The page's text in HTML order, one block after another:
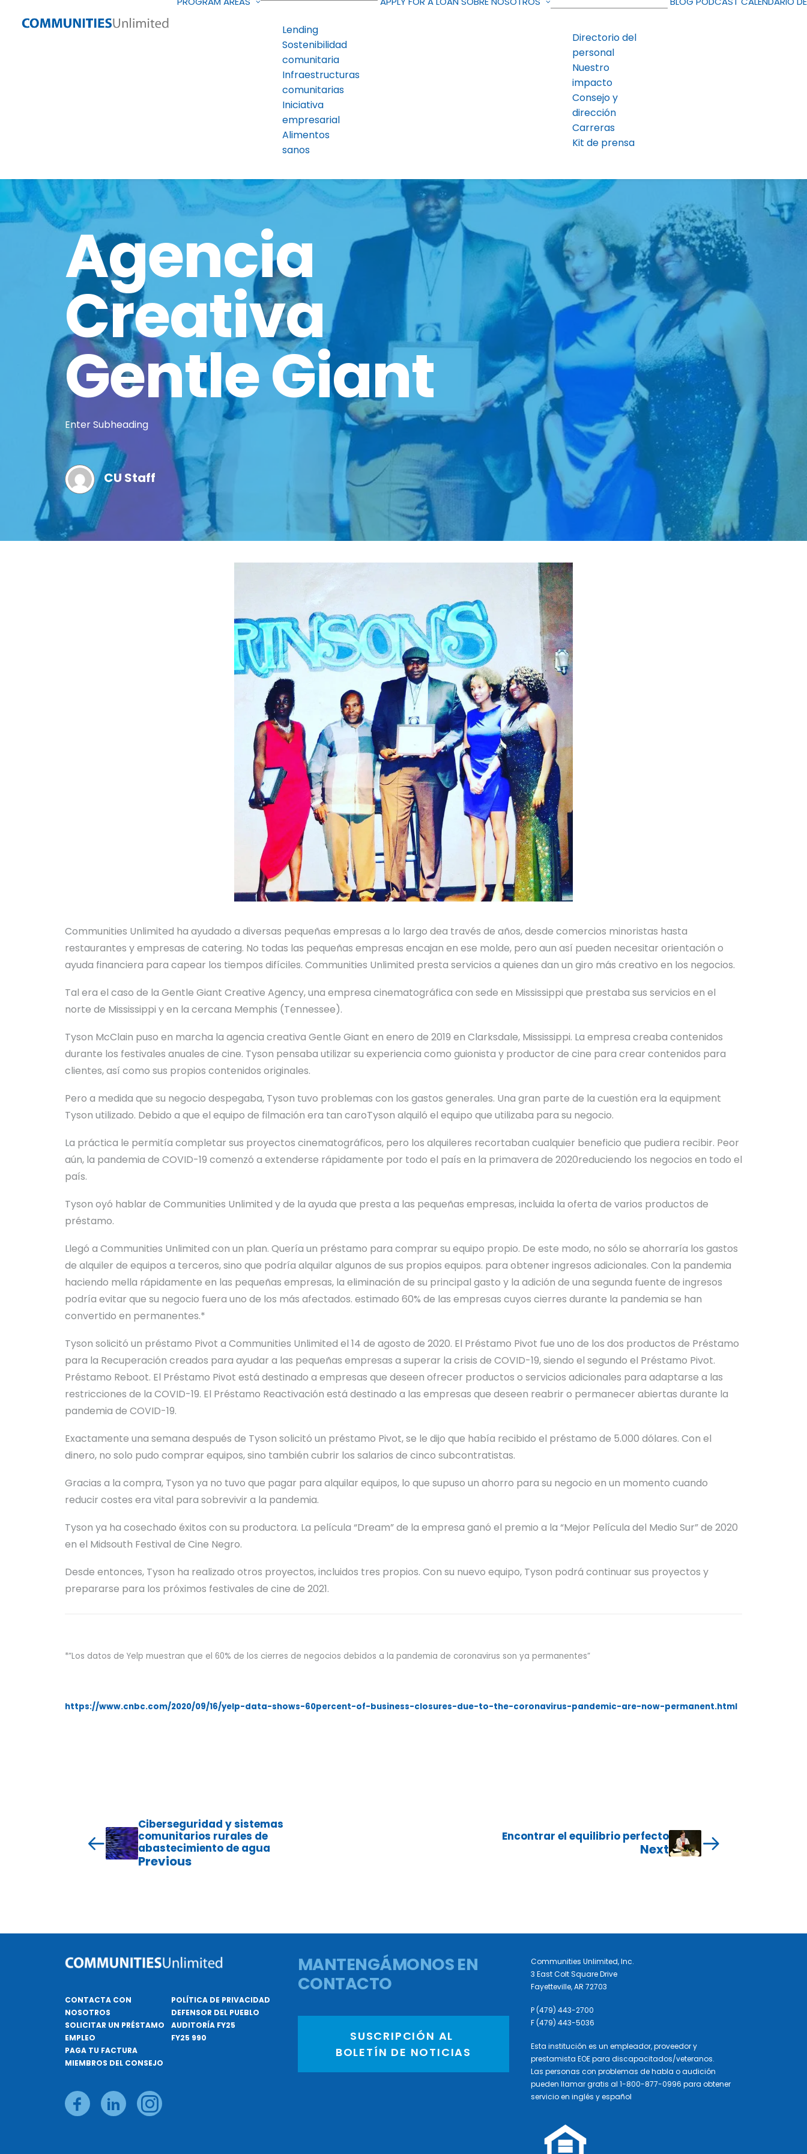
Lending
Sostenibilidad
comunitaria
Infraestructuras
comunitarias
Iniciativa
empresarial
Alimentos
sanos
Directorio del
personal
Nuestro
impacto
Consejo y
dirección
Carreras
Kit de prensa
Agencia
Creativa
Gentle Giant
Enter Subheading
CU Staff
Communities Unlimited ha ayudado a diversas pequeñas empresas a lo largo dea través de años, desde comercios minoristas hasta
restaurantes y empresas de catering. No todas las pequeñas empresas encajan en ese molde, pero aun así pueden necesitar orientación o
ayuda financiera para capear los tiempos difíciles. Communities Unlimited presta servicios a quienes dan un giro más creativo en los negocios.
Tal era el caso de la Gentle Giant Creative Agency, una empresa cinematográfica con sede en Mississippi que prestaba sus servicios en el
norte de Mississippi y en la cercana Memphis (Tennessee).
Tyson McClain puso en marcha la agencia creativa Gentle Giant en enero de 2019 en Clarksdale, Mississippi. La empresa creaba contenidos
durante los festivales anuales de cine. Tyson pensaba utilizar su experiencia como guionista y productor de cine para crear contenidos para
clientes, así como sus propios contenidos originales.
Pero a medida que su negocio despegaba, Tyson tuvo problemas con los gastos generales. Una gran parte de la cuestión era la equipment
Tyson utilizado. Debido a que el equipo de filmación era tan caroTyson alquiló el equipo que utilizaba para su negocio.
La práctica le permitía completar sus proyectos cinematográficos, pero los alquileres recortaban cualquier beneficio que pudiera recibir. Peor
aún, la pandemia de COVID-19 comenzó a extenderse rápidamente por todo el país en la primavera de 2020reduciendo los negocios en todo el
país.
Tyson oyó hablar de Communities Unlimited y de la ayuda que presta a las pequeñas empresas, incluida la oferta de varios productos de
préstamo.
Llegó a Communities Unlimited con un plan. Quería un préstamo para comprar su equipo propio. De este modo, no sólo se ahorraría los gastos
de alquiler de equipos a terceros, sino que podría alquilar algunos de sus propios equipos. para obtener ingresos adicionales. Con la pandemia
haciendo mella rápidamente en las pequeñas empresas, la eliminación de su principal gasto y la adición de una segunda fuente de ingresos
podría evitar que su negocio fuera uno de los más afectados. estimado 60% de las empresas cuyos cierres durante la pandemia se han
convertido en permanentes.*
Tyson solicitó un préstamo Pivot a Communities Unlimited el 14 de agosto de 2020. El Préstamo Pivot fue uno de los dos productos de Préstamo
para la Recuperación creados para ayudar a las pequeñas empresas a superar la crisis de COVID-19, siendo el segundo el Préstamo Pivot.
Préstamo Reboot. El Préstamo Pivot está destinado a empresas que deseen ofrecer productos o servicios adicionales para adaptarse a las
restricciones de la COVID-19. El Préstamo Reactivación está destinado a las empresas que deseen reabrir o permanecer abiertas durante la
pandemia de COVID-19.
Exactamente una semana después de Tyson solicitó un préstamo Pivot,se le dijo que había recibido el préstamo de 5.000 dólares. Con el
dinero, no solo pudo comprar equipos, sino también cubrir los salarios de cinco subcontratistas.
Gracias a la compra, Tyson ya no tuvo que pagar para alquilar equipos, lo que supuso un ahorro para su negocio en un momento cuando
reducir costes era vital para sobrevivir a la pandemia.
Tyson ya ha cosechado éxitos con su productora. La película “Dream” de la empresa ganó el premio a la “Mejor Película del Medio Sur” de 2020
en el Midsouth Festival de Cine Negro.
Desde entonces, Tyson ha realizado otros proyectos, incluidos tres propios. Con su nuevo equipo, Tyson podrá continuar sus proyectos y
prepararse para los próximos festivales de cine de 2021.
*”Los datos de Yelp muestran que el 60% de los cierres de negocios debidos a la pandemia de coronavirus son ya permanentes”
https://www.cnbc.com/2020/09/16/yelp-data-shows-60percent-of-business-closures-due-to-the-coronavirus-pandemic-are-now-permanent.html
Ciberseguridad y sistemas
comunitarios rurales de
abastecimiento de agua
Previous
Encontrar el equilibrio perfecto
Next
CONTACTA CON
NOSOTROS
SOLICITAR UN PRÉSTAMO
EMPLEO
PAGA TU FACTURA
MIEMBROS DEL CONSEJO
POLÍTICA DE PRIVACIDAD
DEFENSOR DEL PUEBLO
AUDITORÍA FY25
FY25 990
MANTENGÁMONOS EN
CONTACTO
SUSCRIPCIÓN AL
BOLETÍN DE NOTICIAS
Communities Unlimited, Inc.
3 East Colt Square Drive
Fayetteville, AR 72703
P (479) 443-2700
F (479) 443-5036
Esta institución es un empleador, proveedor y
prestamista EOE para discapacitados/veteranos.
Las personas con problemas de habla o audición
pueden llamar gratis al 1-800-877-0996 para obtener
servicio en inglés y español